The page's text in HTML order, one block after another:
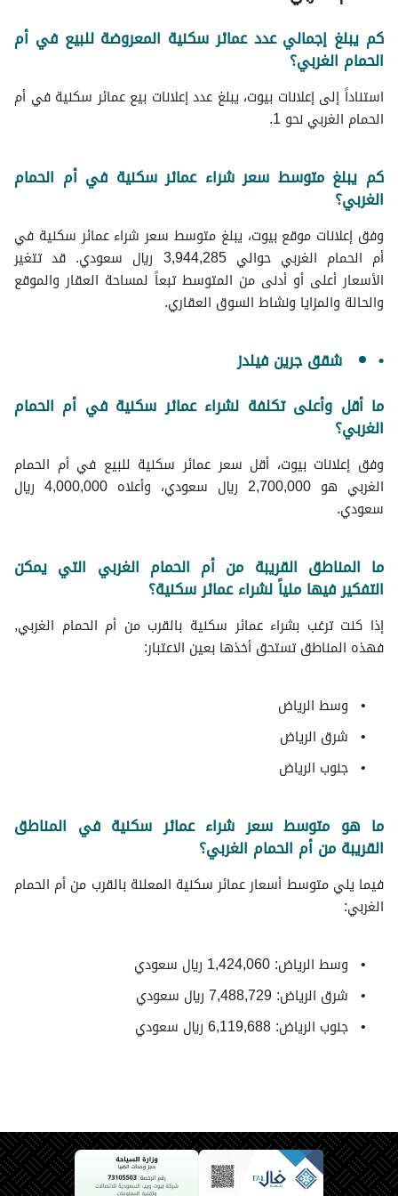
كم يبلغ إجمالي عدد عمائر سكنية المعروضة للبيع في أم
الحمام الغربي؟
استناداً إلى إعلانات بيوت، يبلغ عدد إعلانات بيع عمائر سكنية في أم
الحمام الغربي نحو 1.
كم يبلغ متوسط سعر شراء عمائر سكنية في أم الحمام
الغربي؟
وفق إعلانات موقع بيوت، يبلغ متوسط سعر شراء عمائر سكنية في
أم الحمام الغربي حوالي 3,944,285 ريال سعودي. قد تتغير
الأسعار أعلى أو أدنى من المتوسط تبعاً لمساحة العقار والموقع
والحالة والمزايا ونشاط السوق العقاري.
شقق جرين فيلدز
ما أقل وأعلى تكلفة لشراء عمائر سكنية في أم الحمام
الغربي؟
وفق إعلانات بيوت، أقل سعر عمائر سكنية للبيع في أم الحمام
الغربي هو 2,700,000 ريال سعودي، وأعلاه 4,000,000 ريال
سعودي.
ما المناطق القريبة من أم الحمام الغربي التي يمكن
التفكير فيها ملياً لشراء عمائر سكنية؟
إذا كنت ترغب بشراء عمائر سكنية بالقرب من أم الحمام الغربي,
فهذه المناطق تستحق أخذها بعين الاعتبار:
وسط الرياض
شرق الرياض
جنوب الرياض
ما هو متوسط سعر شراء عمائر سكنية في المناطق
القريبة من أم الحمام الغربي؟
فيما يلي متوسط ​​أسعار عمائر سكنية المعلنة بالقرب من أم الحمام
الغربي:
وسط الرياض: 1,424,060 ريال سعودي
شرق الرياض: 7,488,729 ريال سعودي
جنوب الرياض: 6,119,688 ريال سعودي